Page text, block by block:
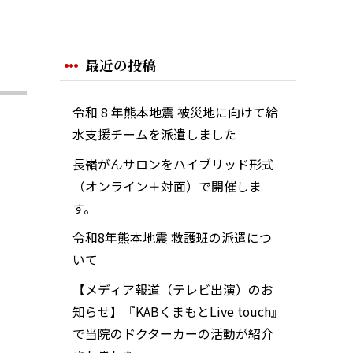
最近の投稿
令和 8 年熊本地震 被災地に向けて給
水支援チームを派遣しました
長嶺がんサロンをハイブリッド形式
（オンライン＋対面）で開催しま
す。
令和8年熊本地震 救護班の派遣につ
いて
【メディア報道（テレビ出演）のお
知らせ】『KABくまもとLive touch』
で当院のドクターカーの活動が紹介